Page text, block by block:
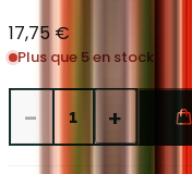
17,75 €
Plus que 5 en stock
− 1 +